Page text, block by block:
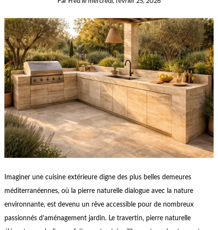
Par Fred le mercredi, février 25, 2026
Imaginer une cuisine extérieure digne des plus belles demeures
méditerranéennes, où la pierre naturelle dialogue avec la nature
environnante, est devenu un rêve accessible pour de nombreux
passionnés d’aménagement jardin. Le travertin, pierre naturelle